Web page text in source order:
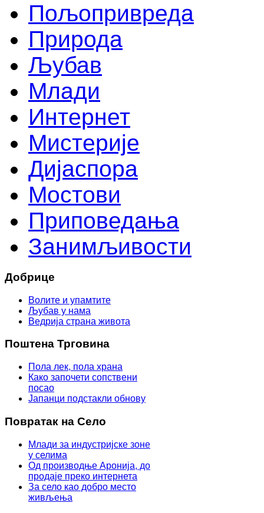
Пољопривреда
Природа
Љубав
Млади
Интернет
Мистерије
Дијаспора
Мостови
Приповедања
Занимљивости
Добрице
Волите и упамтите
Љубав у нама
Ведрија страна живота
Поштена Трговина
Пола лек, пола храна
Како започети сопствени
посао
Јапанци подстакли обнову
Повратак на Село
Млади за индустријске зоне
у селима
Од производње Аронија, до
продаје преко интернета
За село као добро место
живљења